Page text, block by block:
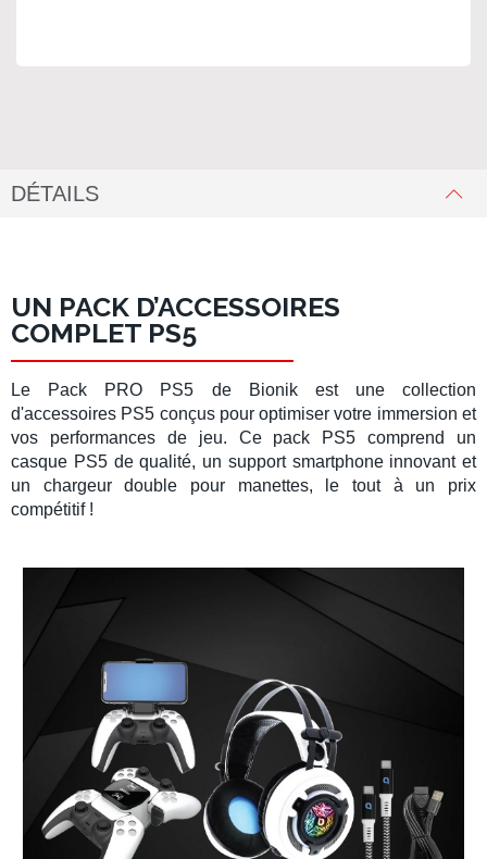
DÉTAILS
UN PACK D’ACCESSOIRES
COMPLET PS5
Le Pack PRO PS5 de Bionik est une collection
d'accessoires PS5 conçus pour optimiser votre immersion et
vos performances de jeu. Ce pack PS5 comprend un
casque PS5de qualité, un support smartphoneinnovant et
un chargeur double pour manettes, le tout à un prix
compétitif !